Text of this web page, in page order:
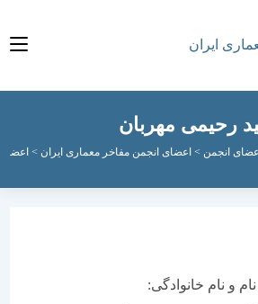
مهربان
>اعضای انجمن مفاخر معماری ایران > اعضای فعال
نام خانوادگی: